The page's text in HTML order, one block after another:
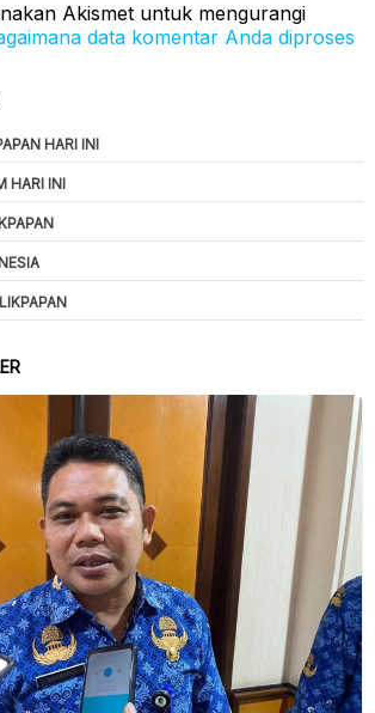
Akismet untuk mengurangi
data komentar Anda diproses
HARI INI
HARI INI